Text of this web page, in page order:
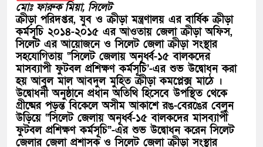
মোঃ ফারুক মিয়া, সিলেট
ক্রীড়া পরিদপ্তর, যুব ও ক্রীড়া মন্ত্রণালয় এর বার্ষিক ক্রীড়া
কর্মসূচি ২০১৪-২০১৫ এর আওতায় জেলা ক্রীড়া অফিস,
সিলেট এর আয়োজনে ও সিলেট জেলা ক্রীড়া সংস্থার
সহযোগিতায় “সিলেট জেলায় অনূর্ধ্ব-১৫ বালকদের
মাসব্যাপী ফুটবল প্রশিক্ষণ কর্মসূচি’-এর শুভ উদ্বোধন করা
হয় আবুল মাল আবদুল মুহিত ক্রীড়া কমপ্লেক্স মাঠে ।
উদ্বোধনী অনুষ্ঠানে প্রধান অতিথি হিসেবে উপস্থিত থেকে
গ্রীষ্মের পড়ন্ত বিকেলে অসীম আকাশে রঙ-বেরঙের বেলুন
উড়িয়ে “সিলেট জেলায় অনূর্ধ্ব-১৫ বালকদের মাসব্যাপী
ফুটবল প্রশিক্ষণ কর্মসূচি”-এর শুভ উদ্বোধন করেন সিলেট
জেলার জেলা প্রশাসক ও সিলেট জেলা ক্রীড়া সংস্থার